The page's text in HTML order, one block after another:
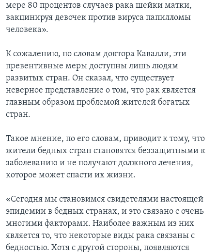
мере 80 процентов случаев рака шейки матки,
вакцинируя девочек против вируса папилломы
человека».
К сожалению, по словам доктора Кавалли, эти
превентивные меры доступны лишь людям
развитых стран. Он сказал, что существует
неверное представление о том, что рак является
главным образом проблемой жителей богатых
стран.
Такое мнение, по его словам, приводит к тому, что
жители бедных стран становятся беззащитными к
заболеванию и не получают должного лечения,
которое может спасти их жизни.
«Сегодня мы становимся свидетелями настоящей
эпидемии в бедных странах, и это связано с очень
многими факторами. Наиболее важным из них
является то, что некоторые виды рака связаны с
бедностью. Хотя с другой стороны, появляются